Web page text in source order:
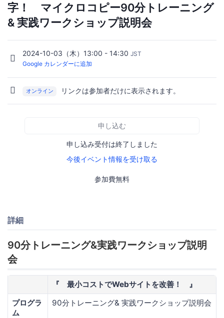
字！ マイクロコピー90分トレーニング
& 実践ワークショップ説明会
2024-10-03（木）13:00 - 14:30 JST
Google カレンダーに追加
オンライン リンクは参加者だけに表示されます。
申し込む
申し込み受付は終了しました
今後イベント情報を受け取る
参加費無料
詳細
90分トレーニング&実践ワークショップ説明
会
『 最小コストでWebサイトを改善！ 』
プログラ
ム
90分トレーニング& 実践ワークショップ説明会